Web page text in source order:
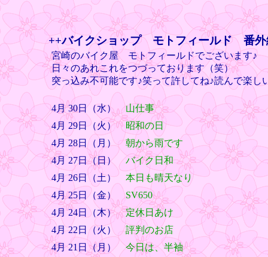
++バイクショップ モトフィールド 番外
宮崎のバイク屋 モトフィールドでございます♪
日々のあれこれをつづっております（笑）
突っ込み不可能です♪笑って許してね♪読んで楽し
4月 30日（水）
山仕事
4月 29日（火）
昭和の日
4月 28日（月）
朝から雨です
4月 27日（日）
バイク日和
4月 26日（土）
本日も晴天なり
4月 25日（金）
SV650
4月 24日（木）
定休日あけ
4月 22日（火）
評判のお店
4月 21日（月）
今日は、半袖